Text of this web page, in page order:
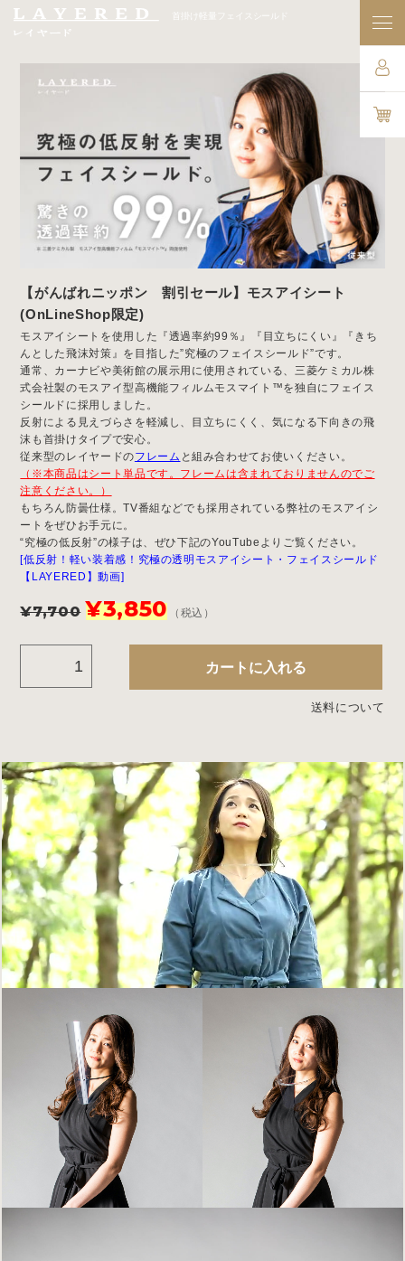
首掛け軽量フェイスシールド
【がんばれニッポン 割引セール】モスアイシート
(OnLineShop限定)
モスアイシートを使用した『透過率約99％』『目立ちにくい』『きち
んとした飛沫対策』を目指した”究極のフェイスシールド”です。
通常、カーナビや美術館の展示用に使用されている、三菱ケミカル株
式会社製のモスアイ型高機能フィルムモスマイト™を独自にフェイス
シールドに採用しました。
反射による見えづらさを軽減し、目立ちにくく、気になる下向きの飛
沫も首掛けタイプで安心。
従来型のレイヤードのフレーム と組み合わせてお使いください。
（※本商品はシート単品です。フレームは含まれておりませんのでご
注意ください。）
もちろん防曇仕様。TV番組などでも採用されている弊社のモスアイシ
ートをぜひお手元に。
“究極の低反射”の様子は、ぜひ下記のYouTubeよりご覧ください。
[低反射！軽い装着感！究極の透明モスアイシート・フェイスシールド
【LAYERED】動画]
¥7,700
元
の
価
は
し
た。
¥3,850現
在
の
格
で
す。
（税込）
カートに入れる
送料について